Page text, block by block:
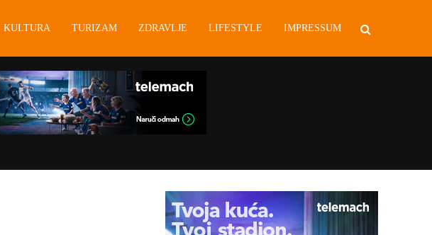
KULTURA TURIZAM ZDRAVLJE LIFESTYLE IMPRESSUM